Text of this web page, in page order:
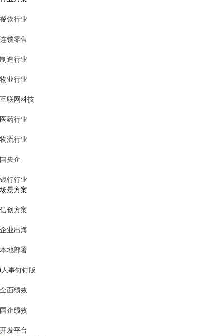
餐饮行业
连锁零售
制造行业
物业行业
互联网科技
医药行业
物流行业
国央企
银行行业
场景方案
信创方案
企业出海
本地部署
i人事钉钉版
全面绩效
国企绩效
开发平台